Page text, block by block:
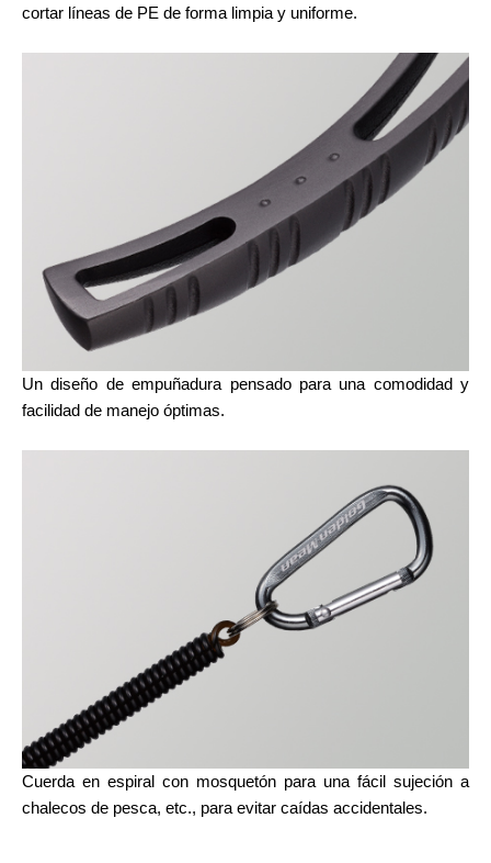
cortar líneas de PE de forma limpia y uniforme.
Un diseño de empuñadura pensado para una comodidad y
facilidad de manejo óptimas.
Cuerda en espiral con mosquetón para una fácil sujeción a
chalecos de pesca, etc., para evitar caídas accidentales.